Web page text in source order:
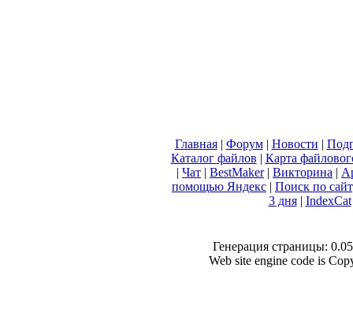
Главная| Форум| Новости |
Каталог файлов | Карта
| Чат | BestMaker| Викторина |
помощью Яндекс | Поиск по
3 дня| IndexCat
Генерация страницы:
Web site engine code is